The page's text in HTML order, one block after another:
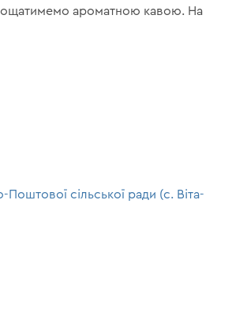
ароматною кавою. На
сільської ради (с. Віта-